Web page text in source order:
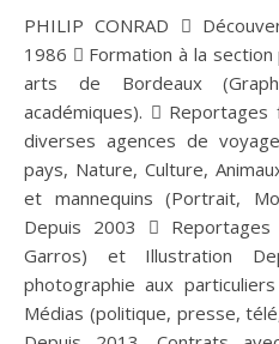
PHILIP CONRAD  Découverte de la photographie en
1986  Formation à la section
arts de Bordeaux
académiques). 
diverses agences de
pays, Nature, Culture,
et mannequins (Portrait,
Depuis 2003  Reportages
Garros) et Illustration
photographie aux
Médias (politique, presse,